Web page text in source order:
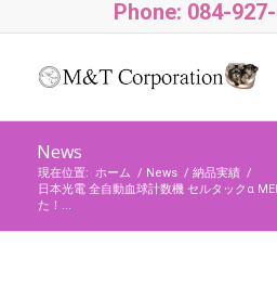
Phone: 084-
News
現在位置: ホーム / News / 納品実績 /
日本光電 全自動血球計数機 セルタックα
た！...